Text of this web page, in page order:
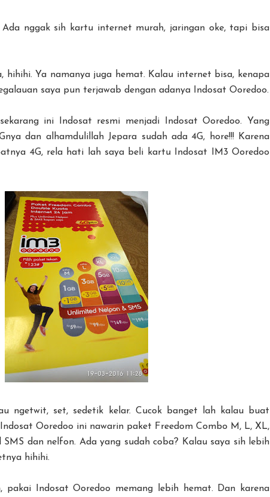
Ada nggak sih kartu internet murah, jaringan oke, tapi bisa
hihihi. Ya namanya juga hemat. Kalau internet bisa, kenapa
saya pun terjawab dengan adanya Indosat Ooredoo.
ini Indosat resmi menjadi Indosat Ooredoo. Yang
dan alhamdulillah Jepara sudah ada 4G, hore!!! Karena
4G, rela hati lah saya beli kartu Indosat IM3 Ooredoo
ngetwit, set, sedetik kelar. Cucok banget lah kalau buat
Ooredoo ini nawarin paket Freedom Combo M, L, XL,
dan nelfon. Ada yang sudah coba? Kalau saya sih lebih
hihihi.
pakai Indosat Ooredoo memang lebih hemat. Dan karena